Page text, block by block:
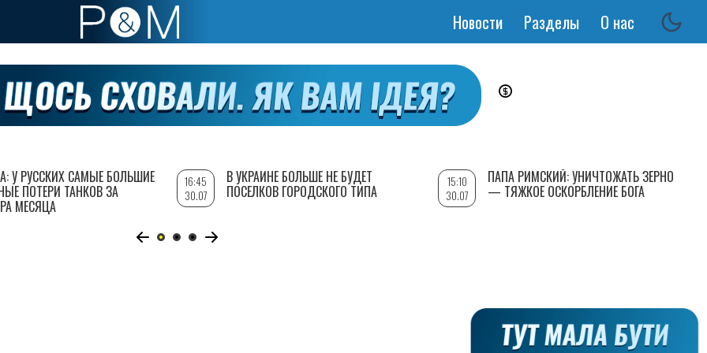
Основная
Новости Разделы О нас
У РУССКИХ САМЫЕ БОЛЬШИЕ
ПОТЕРИ ТАНКОВ ЗА
МЕСЯЦА
16:45
30.07
В УКРАИНЕ БОЛЬШЕ НЕ БУДЕТ
ПОСЕЛКОВ ГОРОДСКОГО ТИПА
15:10
30.07
ПАПА РИМСКИЙ: УНИЧТОЖАТЬ ЗЕРНО
— ТЯЖКОЕ ОСКОРБЛЕНИЕ БОГА